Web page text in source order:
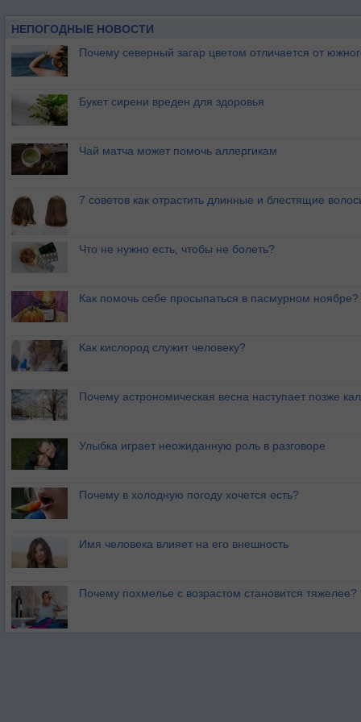
НЕПОГОДНЫЕ НОВОСТИ
Почему северный загар цветом отличается от
Букет сирени вреден для здоровья
Чай матча может помочь аллергикам
7 советов как отрастить длинные и блестящие
Что не нужно есть, чтобы не болеть?
Как помочь себе просыпаться в пасмурном ноябре?
Как кислород служит человеку?
Почему астрономическая весна наступает позже
Улыбка играет неожиданную роль в разговоре
Почему в холодную погоду хочется есть?
Имя человека влияет на его внешность
Почему похмелье с возрастом становится тяжелее?